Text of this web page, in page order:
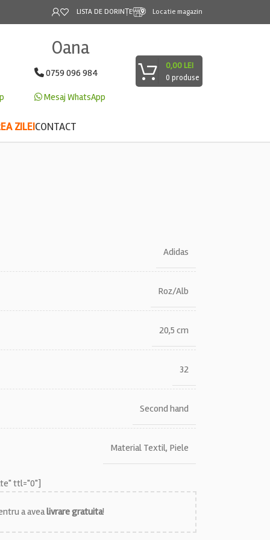
LISTA DE DORINȚE Locatie magazin
Oana
0759 096 984
Mesaj WhatsApp
0 produse
0,00LEI
ZILEICONTACT
Adidas
Roz/Alb
20,5 cm
32
Second hand
Material Textil, Piele
ttl="0"]
a avealivrare gratuita!